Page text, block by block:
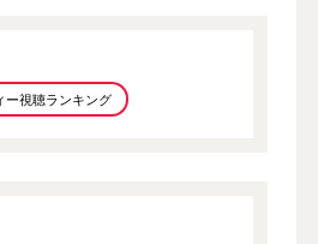
ー視聴ランキング